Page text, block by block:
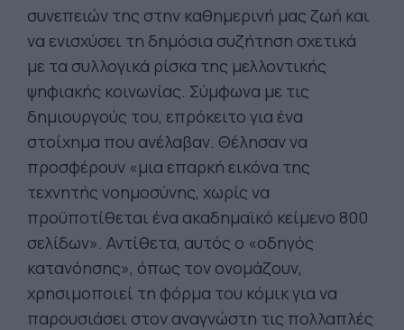
συνεπειών της στην καθημερινή μας ζωή και
να ενισχύσει τη δημόσια συζήτηση σχετικά
με τα συλλογικά ρίσκα της μελλοντικής
ψηφιακής κοινωνίας. Σύμφωνα με τις
δημιουργούς του, επρόκειτο για ένα
στοίχημα που ανέλαβαν. Θέλησαν να
προσφέρουν «μια επαρκή εικόνα της
τεχνητής νοημοσύνης, χωρίς να
προϋποτίθεται ένα ακαδημαϊκό κείμενο 800
σελίδων». Αντίθετα, αυτός ο «οδηγός
κατανόησης», όπως τον ονομάζουν,
χρησιμοποιεί τη φόρμα του κόμικ για να
παρουσιάσει στον αναγνώστη τις πολλαπλές